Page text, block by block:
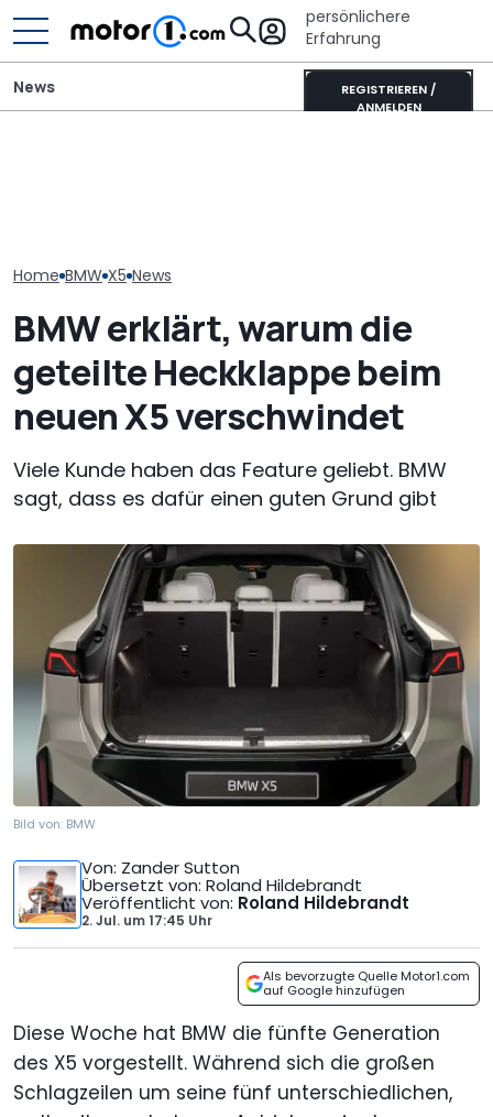
persönlichere
Erfahrung
REGISTRIEREN /
ANMELDEN
News
Home BMW X5 News
BMW erklärt, warum die
geteilte Heckklappe beim
neuen X5 verschwindet
Viele Kunde haben das Feature geliebt. BMW
sagt, dass es dafür einen guten Grund gibt
Bild von: BMW
Von: Zander Sutton
Übersetzt von: Roland Hildebrandt
Veröffentlicht von: Roland Hildebrandt
2. Jul. um17:45 Uhr
Als bevorzugte Quelle Motor1.com
auf Google hinzufügen
Diese Woche hat BMW die fünfte Generation
des X5 vorgestellt. Während sich die großen
Schlagzeilen um seine fünf unterschiedlichen,